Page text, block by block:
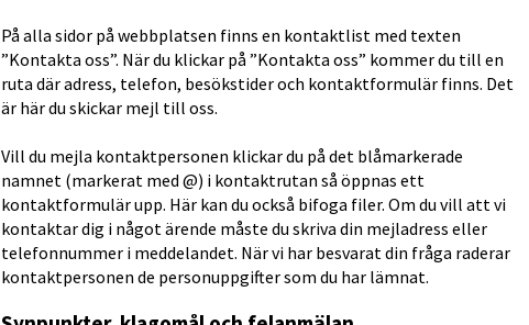
På alla sidor på webbplatsen finns en kontaktlist med texten
”Kontakta oss”. När du klickar på ”Kontakta oss” kommer du till en
ruta där adress, telefon, besökstider och kontaktformulär finns. Det
är här du skickar mejl till oss.
Vill du mejla kontaktpersonen klickar du på det blåmarkerade
namnet (markerat med @) i kontaktrutan så öppnas ett
kontaktformulär upp. Här kan du också bifoga filer. Om du vill att vi
kontaktar dig i något ärende måste du skriva din mejladress eller
telefonnummer i meddelandet. När vi har besvarat din fråga raderar
kontaktpersonen de personuppgifter som du har lämnat.